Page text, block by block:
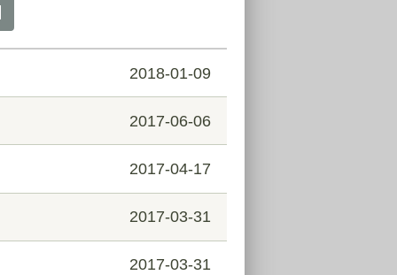
2018-01-09
2017-06-06
2017-04-17
2017-03-31
2017-03-31